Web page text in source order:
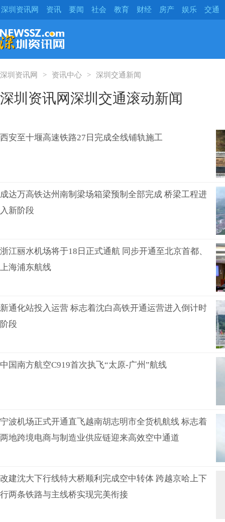
深圳资讯网 资讯 要闻 社会 教育 财经 房产 娱乐 交通
深圳资讯网 资讯中心 深圳交通新闻
深圳资讯网深圳交通滚动新闻
西安至十堰高速铁路27日完成全线铺轨施工
成达万高铁达州南制梁场箱梁预制全部完成 桥梁工程进
入新阶段
浙江丽水机场将于18日正式通航 同步开通至北京首都、
上海浦东航线
新通化站投入运营 标志着沈白高铁开通运营进入倒计时
阶段
中国南方航空C919首次执飞“太原-广州”航线
宁波机场正式开通直飞越南胡志明市全货机航线 标志着
两地跨境电商与制造业供应链迎来高效空中通道
改建沈大下行线特大桥顺利完成空中转体 跨越京哈上下
行两条铁路与主线桥实现完美衔接